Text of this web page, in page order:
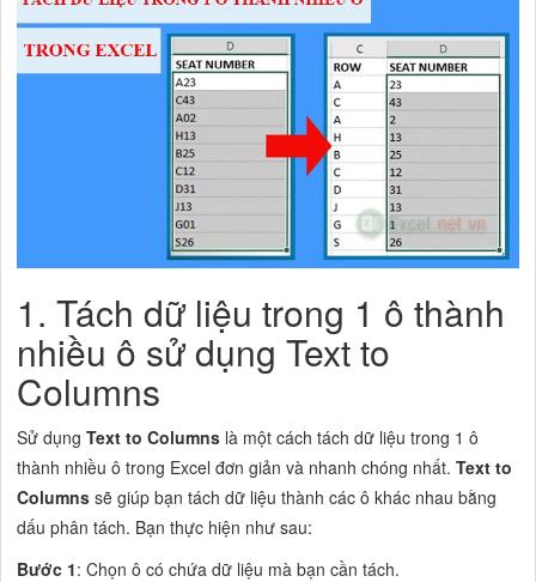
1. Tách dữ liệu trong 1 ô thành
nhiều ô sử dụng Text to
Columns
Sử dụngText to Columns là một cách tách dữ liệu trong 1 ô
thành nhiều ô trong Excel đơn giản và nhanh chóng nhất.Text to
Columns sẽ giúp bạn tách dữ liệu thành các ô khác nhau bằng
dấu phân tách. Bạn thực hiện như sau:
Bước 1: Chọn ô có chứa dữ liệu mà bạn cần tách.